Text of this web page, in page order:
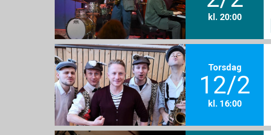
kl. 20:00
Torsdag
12/2
kl. 16:00